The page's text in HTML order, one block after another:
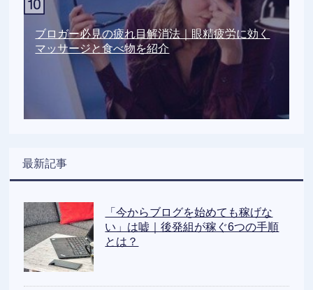
ブロガー必見の疲れ目解消法｜眼精疲労に効く
マッサージと食べ物を紹介
最新記事
「今からブログを始めても稼げな
い」は嘘｜後発組が稼ぐ6つの手順
とは？